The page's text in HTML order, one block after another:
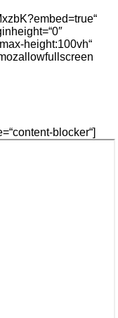
height:100vh“
blocker“]